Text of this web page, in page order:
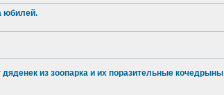
юбилей.
из зоопарка и их поразительные кочедрыны